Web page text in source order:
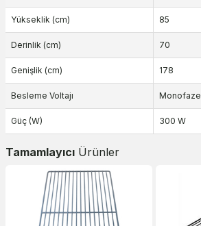
Yükseklik (cm) 85
Derinlik (cm) 70
Genişlik (cm) 178
Besleme Voltajı Monofaze
Güç (W) 300 W
Tamamlayıcı Ürünler